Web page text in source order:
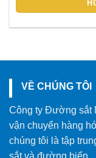
VỀ CHÚNG TÔI
Công ty Đường sắt
vận chuyển hàng
chúng tôi là tập
sắt và đường biển.